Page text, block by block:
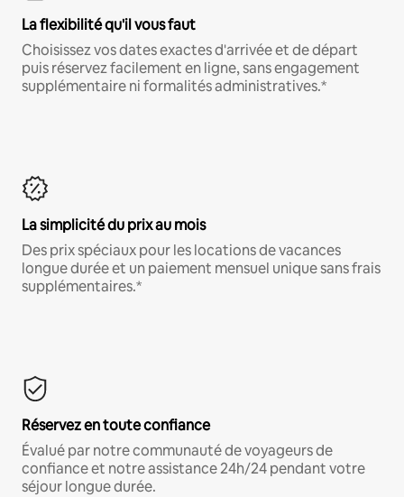
La flexibilité qu'il vous faut
Choisissez vos dates exactes d'arrivée et de départ
puis réservez facilement en ligne, sans engagement
supplémentaire ni formalités administratives.*
La simplicité du prix au mois
Des prix spéciaux pour les locations de vacances
longue durée et un paiement mensuel unique sans frais
supplémentaires.*
Réservez en toute confiance
Évalué par notre communauté de voyageurs de
confiance et notre assistance 24h/24 pendant votre
séjour longue durée.